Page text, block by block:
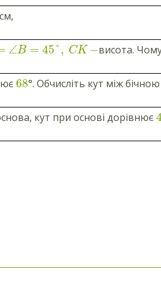
см,
∠ B = 45°, CK −висота.
68°. Обчисліть кут між
кут при основі дорівнює